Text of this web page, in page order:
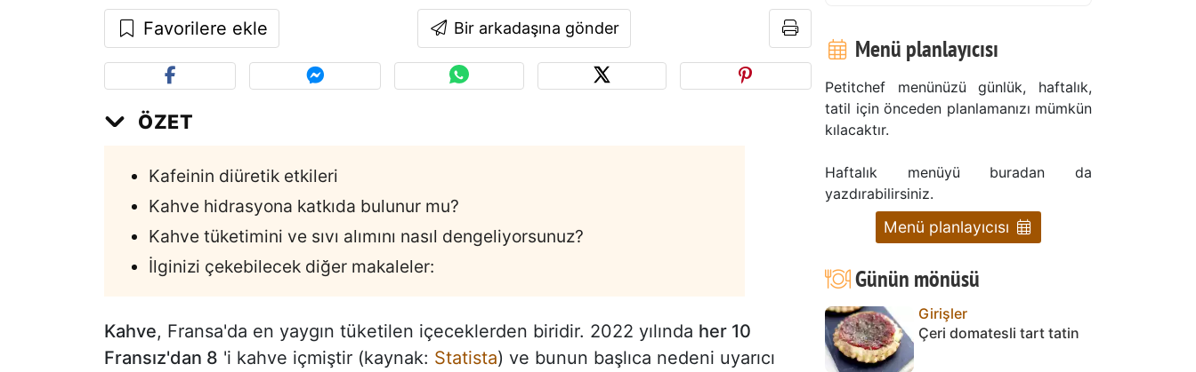
Favorilere ekle Bir arkadaşına gönder
ÖZET
Kafeinin diüretik etkileri
Kahve hidrasyona katkıda bulunur mu?
Kahve tüketimini ve sıvı alımını nasıl dengeliyorsunuz?
İlginizi çekebilecek diğer makaleler:
Kahve, Fransa'da en yaygın tüketilen içeceklerden biridir. 2022 yılında her 10
Fransız'dan 8 'i kahve içmiştir (kaynak: Statista) ve bunun başlıca nedeni uyarıcı
Menü planlayıcısı
Petitchef menünüzü günlük, haftalık,
tatil için önceden planlamanızı mümkün
kılacaktır.
Haftalık menüyü buradan da
yazdırabilirsiniz.
Menü planlayıcısı
Günün mönüsü
Girişler
Çeri domatesli tart tatin